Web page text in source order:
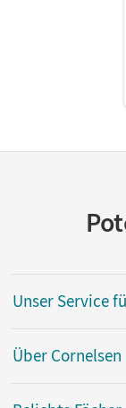
Unser Service
Über Cornelsen